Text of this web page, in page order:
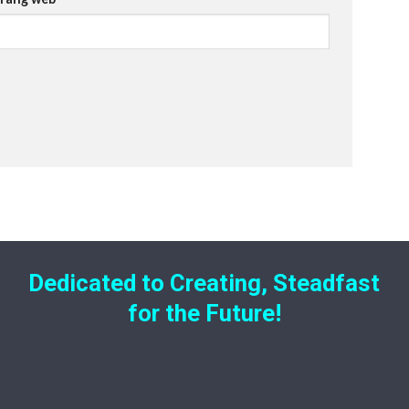
Dedicated to Creating, Steadfast
for the Future!